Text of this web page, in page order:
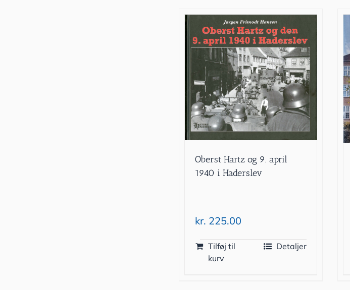
Oberst Hartz og 9. april
1940 i Haderslev
kr. 225.00
Tilføj til
kurv
Detaljer